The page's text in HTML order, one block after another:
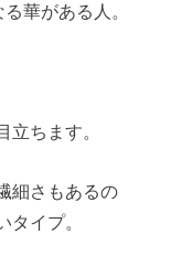
華がある人。
ちます。
細さもあるの
タイプ。